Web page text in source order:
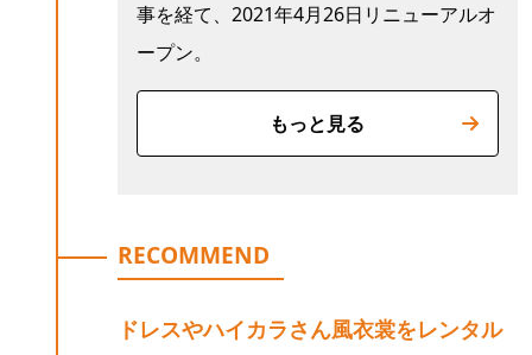
事を経て、2021年4月26日リニューアルオ
ープン。
もっと見る
RECOMMEND
ドレスやハイカラさん風衣裳をレンタル